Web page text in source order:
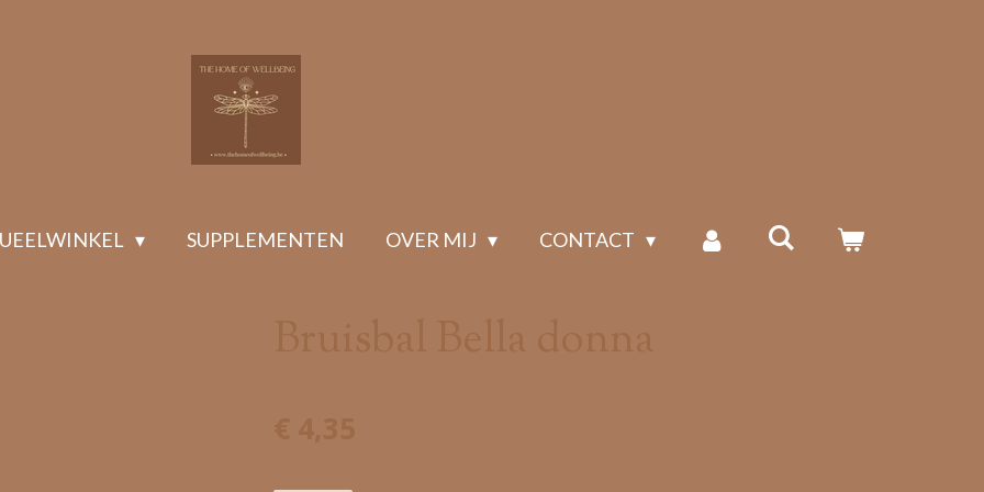
SUPPLEMENTEN OVER MIJ CONTACT